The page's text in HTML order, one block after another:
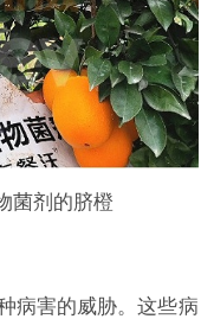
菌剂的脐橙
病害的威胁。这些病